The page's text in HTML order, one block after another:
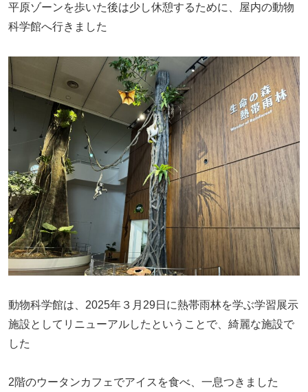
平原ゾーンを歩いた後は少し休憩するために、屋内の動物
科学館へ行きました
動物科学館は、2025年３月29日に熱帯雨林を学ぶ学習展示
施設としてリニューアルしたということで、綺麗な施設で
した
2階のウータンカフェでアイスを食べ、一息つきました